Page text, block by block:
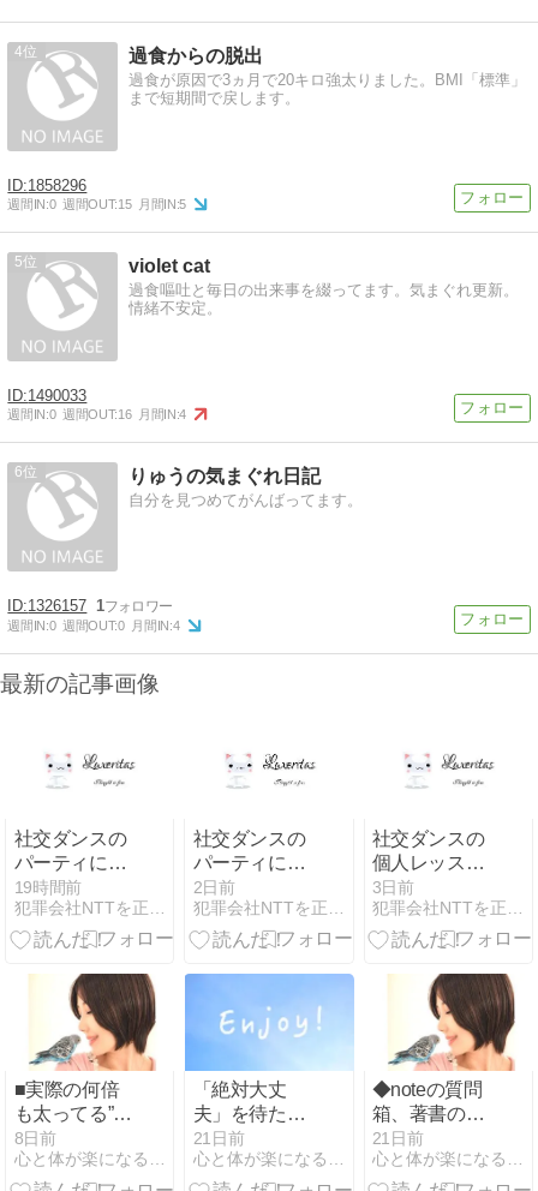
4 過食からの脱出
過食が原因で3ヵ月で20キロ強太りました。BMI「標準」
まで短期間で戻します。
1858296
週間IN:0 週間OUT:15 月間IN:5
5 violet cat
過食嘔吐と毎日の出来事を綴ってます。気まぐれ更新。
情緒不安定。
1490033
週間IN:0 週間OUT:16 月間IN:4
6 りゅうの気まぐれ日記
自分を見つめてがんばってます。
1326157 1
週間IN:0 週間OUT:0 月間IN:4
最新の記事画像
社交ダンスの
パーティに参
加してきまし
た
19時間前
犯罪会社NTTを正常に戻すために命をかけて戦う
社交ダンスの
パーティに参
加してきまし
た
2日前
犯罪会社NTTを正常に戻すために命をかけて戦う
社交ダンスの
個人レッスン
に行ってきま
した
3日前
犯罪会社NTTを正常に戻すために命をかけて戦う
■実際の何倍
も太ってる”気
がする”(摂食
症・ボディイ
メージの歪み
8日前
心と体が楽になる本物のダイエット〜18年の摂食障害を越えて
「絶対大丈
夫」を待たな
い、不安なま
まやってみる
ーが前進のコ
21日前
心と体が楽になる本物のダイエット〜18年の摂食障害を越えて
◆noteの質問
箱、著書の誤
字修正、横倉
先生のこと
21日前
心と体が楽になる本物のダイエット〜18年の摂食障害を越えて